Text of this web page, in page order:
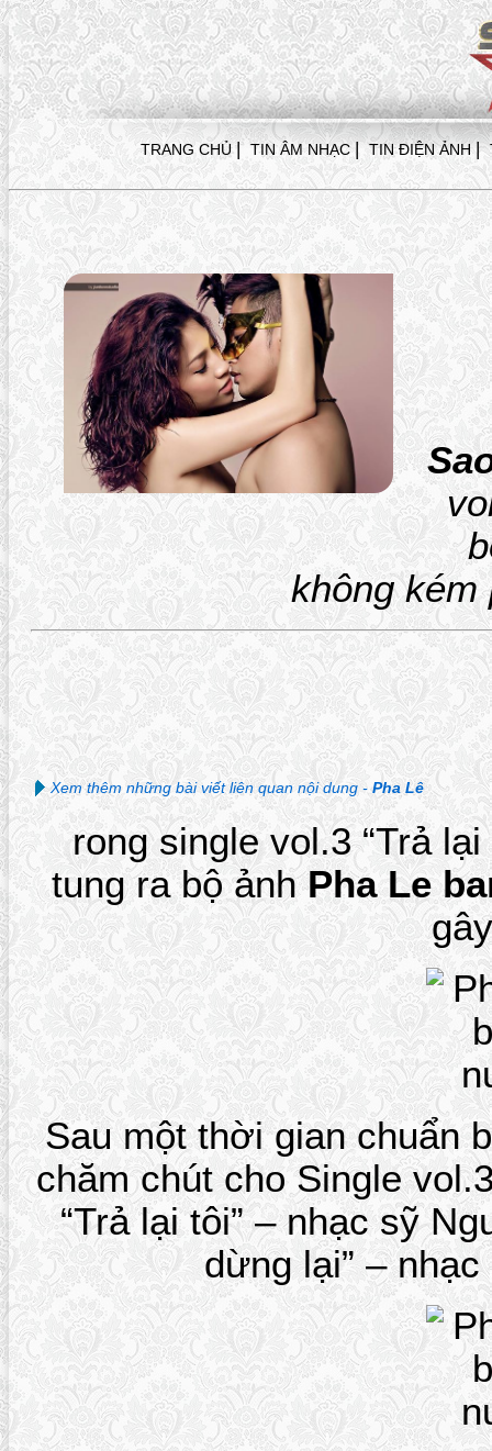
TRANG CHỦ | TIN ÂM NHẠC | TIN ĐIỆN ẢNH |
không kém
Xem thêm những bài viết liên quan nội dung - Pha Lê
rong single vol.3 “Trả
tung ra bộ ảnhPha Le
Sau một thời gian chuẩn
chăm chút cho Single
“Trả lại tôi” – nhạc sỹ
dừng lại” –